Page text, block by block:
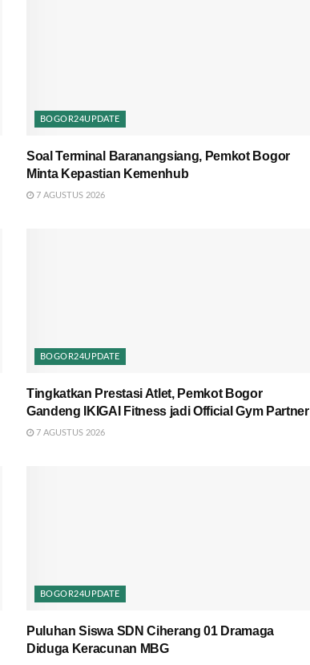
BOGOR24UPDATE
Soal Terminal Baranangsiang, Pemkot Bogor
Minta Kepastian Kemenhub
7 AGUSTUS 2026
BOGOR24UPDATE
Tingkatkan Prestasi Atlet, Pemkot Bogor
Gandeng IKIGAI Fitness jadi Official Gym Partner
7 AGUSTUS 2026
BOGOR24UPDATE
Puluhan Siswa SDN Ciherang 01 Dramaga
Diduga Keracunan MBG